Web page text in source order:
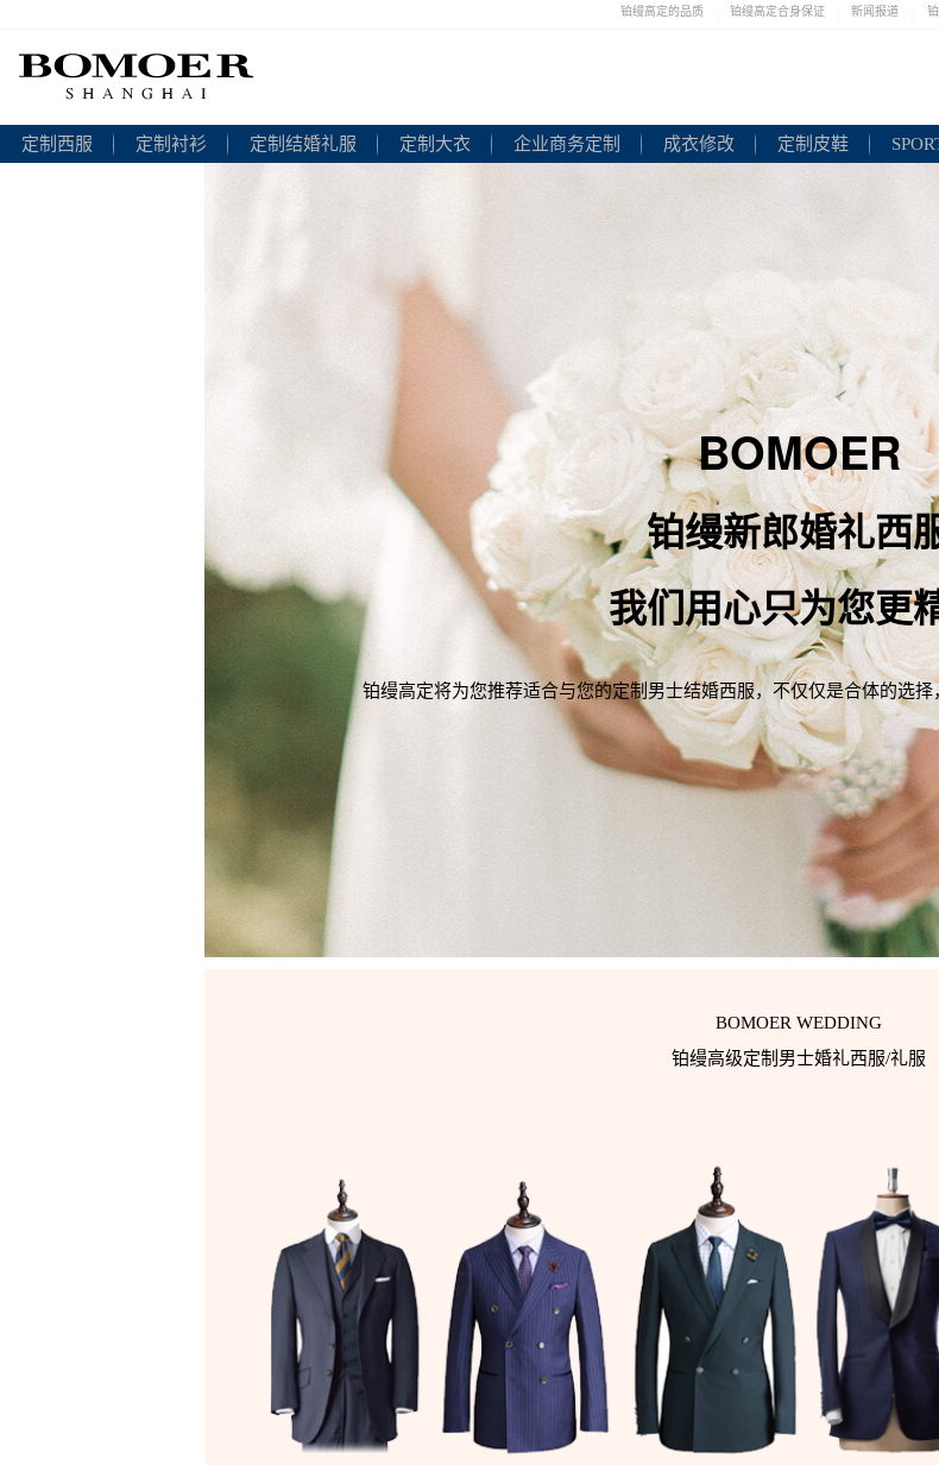
新闻报道
铂缦高定合身保证
铂缦高定的品质
定制西服 定制衬衫 定制结婚礼服 定制大衣 企业商务定制 成衣修改 定制皮鞋
BOMOER
铂缦新郎婚礼西
我们用心只为您更
铂缦高定将为您推荐适合与您的定制 男士结婚西服，不仅仅是合体的选择
BOMOER WEDDING
铂缦高级定制男士婚礼西服/礼服